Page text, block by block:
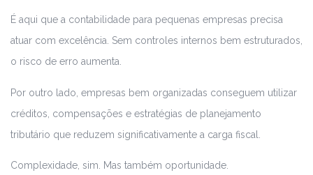
É aqui que a contabilidade para pequenas empresas precisa
atuar com excelência. Sem controles internos bem estruturados,
o risco de erro aumenta.
Por outro lado, empresas bem organizadas conseguem utilizar
créditos, compensações e estratégias de planejamento
tributário que reduzem significativamente a carga fiscal.
Complexidade, sim. Mas também oportunidade.